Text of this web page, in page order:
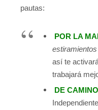
pautas:
POR LA
así te
trabajará
DE